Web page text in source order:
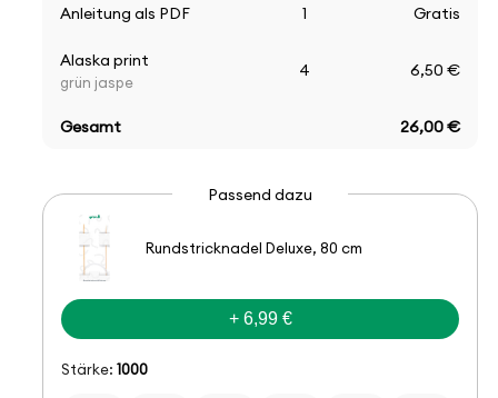
Anleitung als PDF 1 Gratis
Alaska print
grün jaspe
4 6,50 €
Gesamt 26,00 €
Passend dazu
Rundstricknadel Deluxe, 80 cm
+ 6,99 €
Stärke: 1000